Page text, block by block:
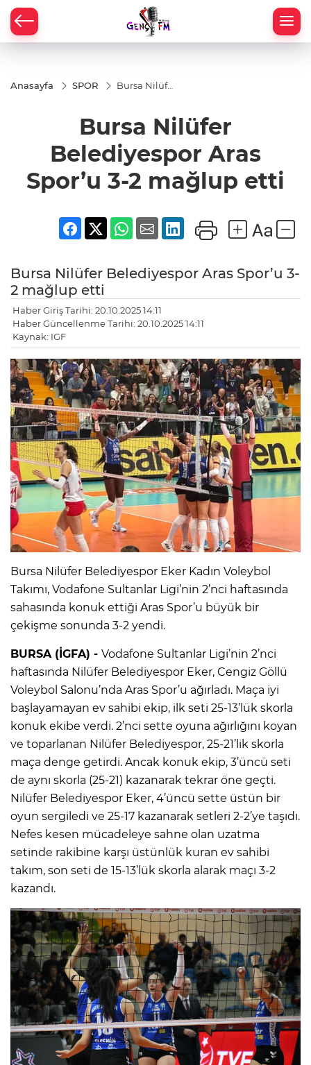
Anasayfa SPOR
Bursa Nilüfer
3-2 mağlup
etti
Bursa Nilüfer
Belediyespor Aras
Spor’u 3-2 mağlup etti
Bursa Nilüfer Belediyespor Aras Spor’u 3-
2 mağlup etti
Haber Giriş Tarihi: 20.10.2025 14:11
Haber Güncellenme Tarihi: 20.10.2025 14:11
Kaynak: IGF
Bursa Nilüfer Belediyespor Eker Kadın Voleybol
Takımı, Vodafone Sultanlar Ligi’nin 2’nci haftasında
sahasında konuk ettiği Aras Spor’u büyük bir
çekişme sonunda 3-2 yendi.
BURSA (İGFA) - Vodafone Sultanlar Ligi’nin 2’nci
haftasında Nilüfer Belediyespor Eker, Cengiz Göllü
Voleybol Salonu’nda Aras Spor’u ağırladı. Maça iyi
başlayamayan ev sahibi ekip, ilk seti 25-13’lük skorla
konuk ekibe verdi. 2’nci sette oyuna ağırlığını koyan
ve toparlanan Nilüfer Belediyespor, 25-21’lik skorla
maça denge getirdi. Ancak konuk ekip, 3’üncü seti
de aynı skorla (25-21) kazanarak tekrar öne geçti.
Nilüfer Belediyespor Eker, 4’üncü sette üstün bir
oyun sergiledi ve 25-17 kazanarak setleri 2-2’ye taşıdı.
Nefes kesen mücadeleye sahne olan uzatma
setinde rakibine karşı üstünlük kuran ev sahibi
takım, son seti de 15-13’lük skorla alarak maçı 3-2
kazandı.